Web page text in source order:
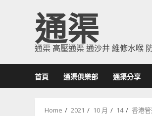
通渠
通渠 高壓通渠 通沙井 維修水喉
首頁 通渠俱樂部 通渠分享
Home 2021 10 月 14 香港